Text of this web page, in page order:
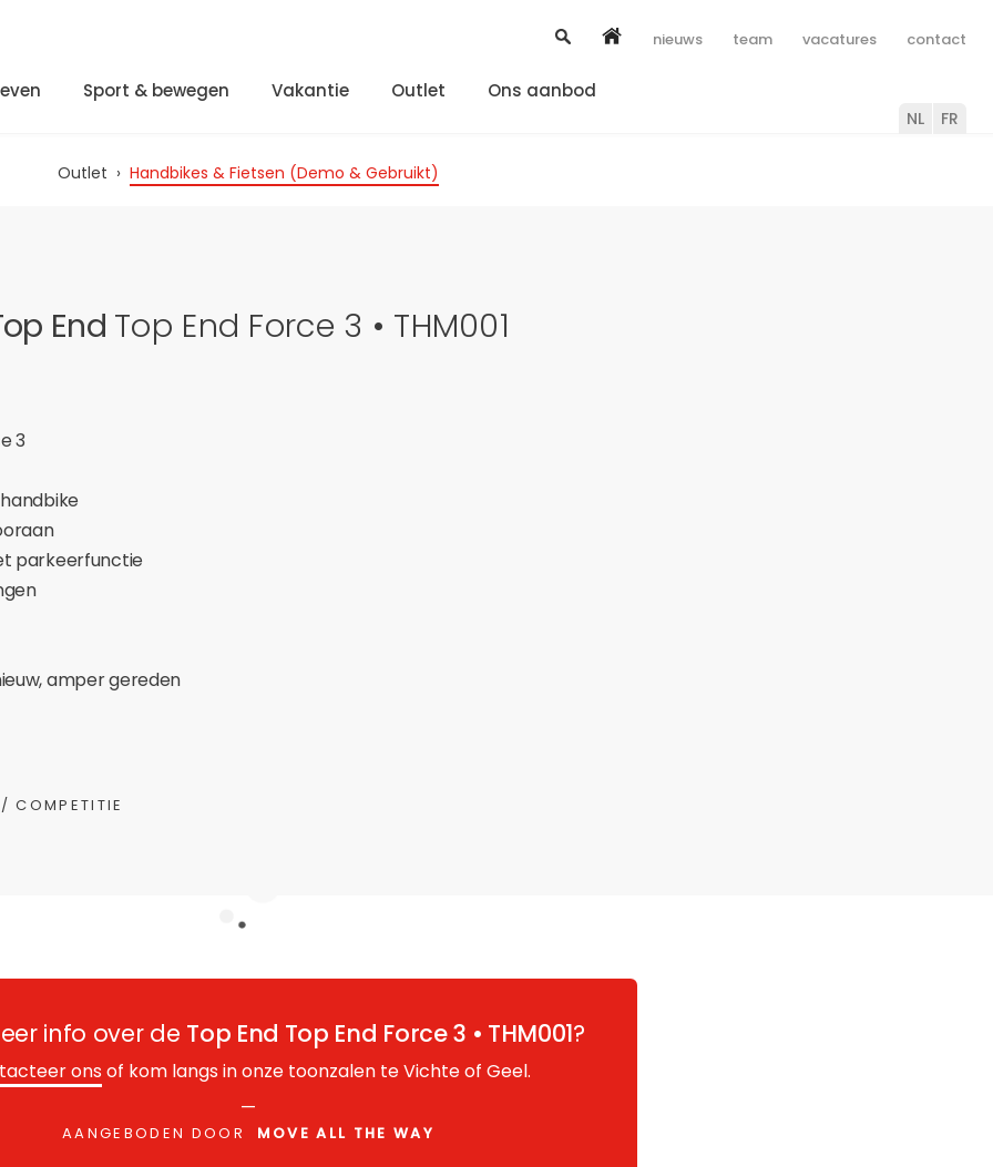
NL FR
Sport & bewegen Vakantie Outlet Ons aanbod
nieuws team vacatures contact
Outlet › Handbikes & Fietsen (Demo & Gebruikt)
End Top End Force 3 • THM001
3
parkeerfunctie
amper gereden
COMPETITIE
info over de Top End Top End Force 3 • THM001?
ons of kom langs in onze toonzalen te Vichte of Geel.
—
AANGEBODEN DOOR MOVE ALL THE WAY